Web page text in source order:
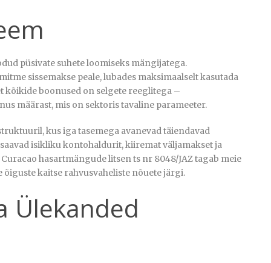
püsivate suhete loomiseks mängijatega.
sissemakse peale, lubades maksimaalselt kasutada
kõikide boonused on selgete reeglitega –
määrast, mis on sektoris tavaline parameeter.
kus iga tasemega avanevad täiendavad
isikliku kontohaldurit, kiiremat väljamakset ja
hasartmängude litsen ts nr 8048/JAZ tagab meie
õiguste kaitse rahvusvaheliste nõuete järgi.
Ülekanded